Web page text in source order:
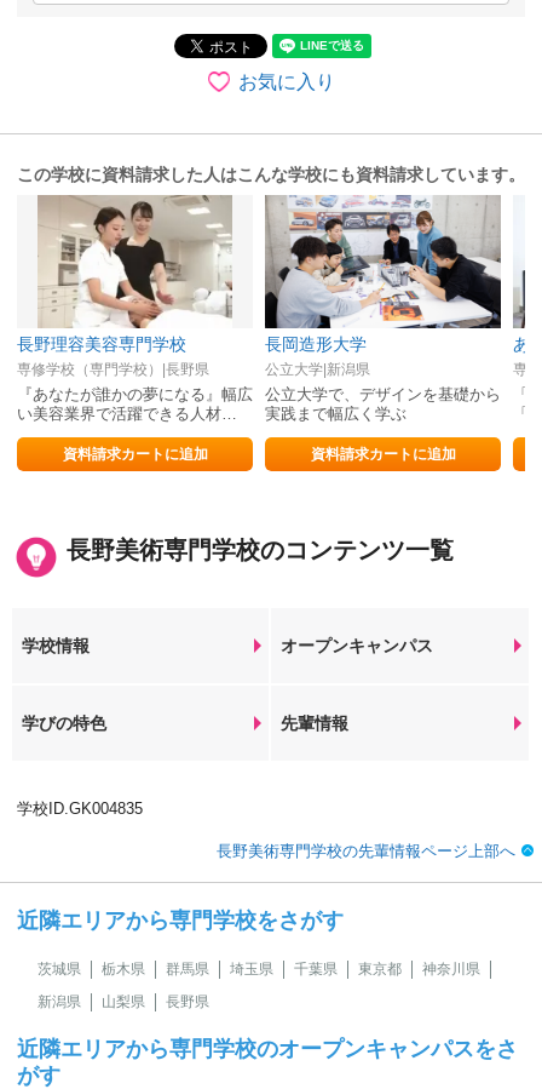
お気に入り
この学校に資料請求した人はこんな学校にも資料請求しています。
長野理容美容専門学校
専修学校（専門学校）|長野県
『あなたが誰かの夢になる』幅広
い美容業界で活躍できる人材…
資料請求カートに追加
長岡造形大学
公立大学|新潟県
公立大学で、デザインを基礎から
実践まで幅広く学ぶ
資料請求カートに追加
あ
専
「
「
長野美術専門学校のコンテンツ一覧
学校情報 オープンキャンパス
学びの特色 先輩情報
学校ID.GK004835
長野美術専門学校の先輩情報ページ上部へ
近隣エリアから専門学校をさがす
茨城県 栃木県 群馬県 埼玉県 千葉県 東京都
神奈川県
新潟県
山梨県 長野県
近隣エリアから専門学校のオープンキャンパスをさ
がす